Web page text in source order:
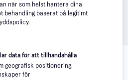
av produkter som kanske skulle
när som helst hantera dina
behandling baserat på legitimt
data för att tillhandahålla
geografisk positionering.
för